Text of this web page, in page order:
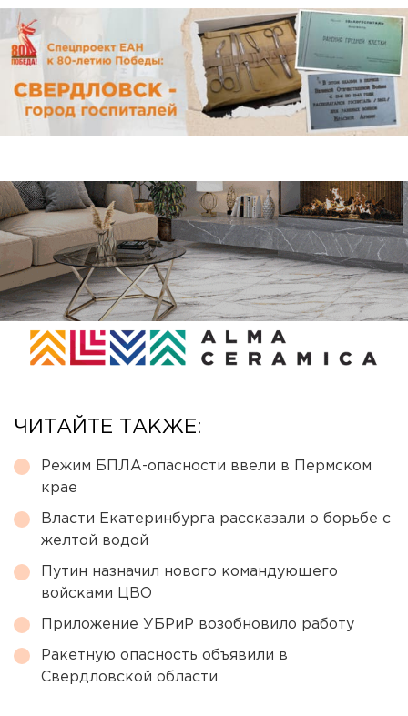
ЧИТАЙТЕ ТАКЖЕ:
Режим БПЛА-опасности ввели в Пермском
крае
Власти Екатеринбурга рассказали о борьбе с
желтой водой
Путин назначил нового командующего
войсками ЦВО
Приложение УБРиР возобновило работу
Ракетную опасность объявили в
Свердловской области